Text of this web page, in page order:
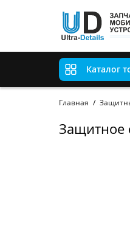
Каталог
Главная
Защитное